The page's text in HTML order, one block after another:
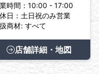
時間：10:00 - 17:00
日：土日祝のみ営業
商材: すべて
店舗詳細・地図